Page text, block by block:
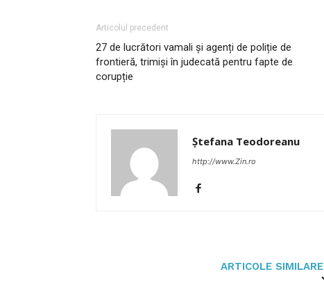
Articolul precedent
27 de lucrători vamali și agenți de poliție de
frontieră, trimiși în judecată pentru fapte de
corupție
Ștefana Teodoreanu
http://www.Zin.ro
ARTICOLE SIMILARE